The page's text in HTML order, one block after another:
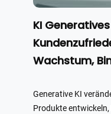
KI
Wachstum,
Generative KI
Produkte